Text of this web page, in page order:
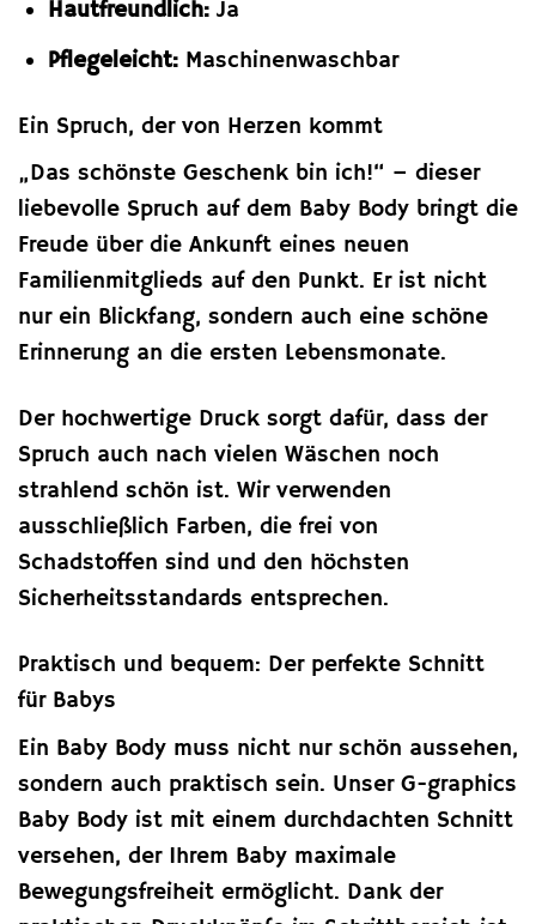
Hautfreundlich:Ja
Pflegeleicht:Maschinenwaschbar
Ein Spruch, der von Herzen kommt
„Das schönste Geschenk bin ich!“ – dieser
liebevolle Spruch auf dem Baby Body bringt die
Freude über die Ankunft eines neuen
Familienmitglieds auf den Punkt. Er ist nicht
nur ein Blickfang, sondern auch eine schöne
Erinnerung an die ersten Lebensmonate.
Der hochwertige Druck sorgt dafür, dass der
Spruch auch nach vielen Wäschen noch
strahlend schön ist. Wir verwenden
ausschließlich Farben, die frei von
Schadstoffen sind und den höchsten
Sicherheitsstandards entsprechen.
Praktisch und bequem: Der perfekte Schnitt
für Babys
Ein Baby Body muss nicht nur schön aussehen,
sondern auch praktisch sein. Unser G-graphics
Baby Body ist mit einem durchdachten Schnitt
versehen, der Ihrem Baby maximale
Bewegungsfreiheit ermöglicht. Dank der